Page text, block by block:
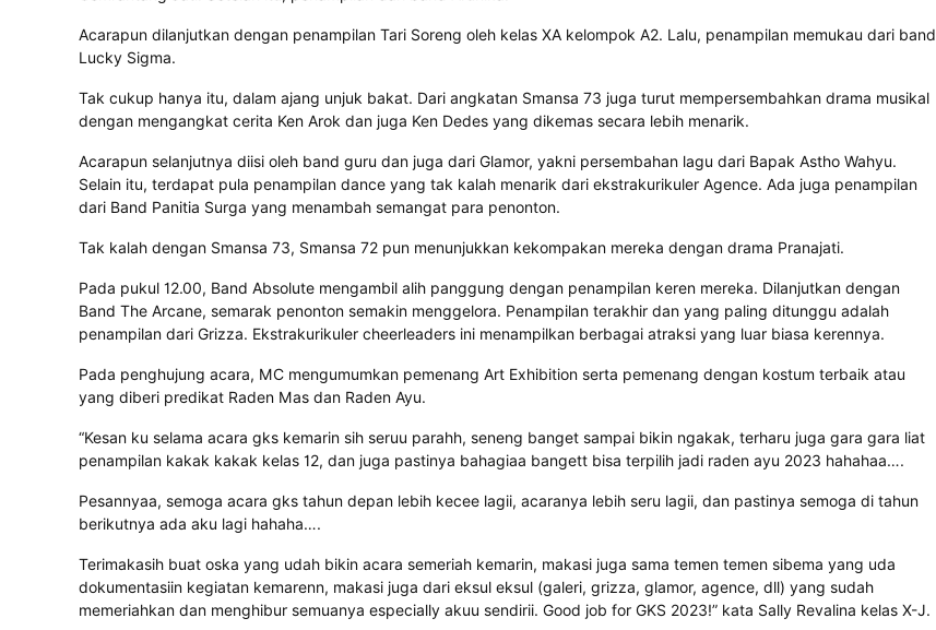
Acarapun dilanjutkan dengan penampilan Tari Soreng oleh kelas XA kelompok A2. Lalu, penampilan memukau dari band
Lucky Sigma.
Tak cukup hanya itu, dalam ajang unjuk bakat. Dari angkatan Smansa 73 juga turut mempersembahkan drama musikal
dengan mengangkat cerita Ken Arok dan juga Ken Dedes yang dikemas secara lebih menarik.
Acarapun selanjutnya diisi oleh band guru dan juga dari Glamor, yakni persembahan lagu dari Bapak Astho Wahyu.
Selain itu, terdapat pula penampilan dance yang tak kalah menarik dari ekstrakurikuler Agence. Ada juga penampilan
dari Band Panitia Surga yang menambah semangat para penonton.
Tak kalah dengan Smansa 73, Smansa 72 pun menunjukkan kekompakan mereka dengan drama Pranajati.
Pada pukul 12.00, Band Absolute mengambil alih panggung dengan penampilan keren mereka. Dilanjutkan dengan
Band The Arcane, semarak penonton semakin menggelora. Penampilan terakhir dan yang paling ditunggu adalah
penampilan dari Grizza. Ekstrakurikuler cheerleaders ini menampilkan berbagai atraksi yang luar biasa kerennya.
Pada penghujung acara, MC mengumumkan pemenang Art Exhibition serta pemenang dengan kostum terbaik atau
yang diberi predikat Raden Mas dan Raden Ayu.
“Kesan ku selama acara gks kemarin sih seruu parahh, seneng banget sampai bikin ngakak, terharu juga gara gara liat
penampilan kakak kakak kelas 12, dan juga pastinya bahagiaa bangett bisa terpilih jadi raden ayu 2023 hahahaa….
Pesannyaa, semoga acara gks tahun depan lebih kecee lagii, acaranya lebih seru lagii, dan pastinya semoga di tahun
berikutnya ada aku lagi hahaha….
Terimakasih buat oska yang udah bikin acara semeriah kemarin, makasi juga sama temen temen sibema yang uda
dokumentasiin kegiatan kemarenn, makasi juga dari eksul eksul (galeri, grizza, glamor, agence, dll) yang sudah
memeriahkan dan menghibur semuanya especially akuu sendirii. Good job for GKS 2023!” kata Sally Revalina kelas X-J.